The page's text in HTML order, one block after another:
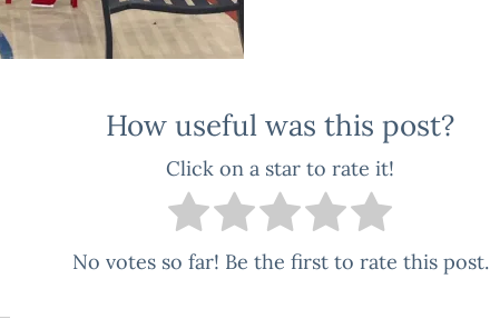
How useful was this post?
Click on a star to rate it!
No votes so far! Be the first to rate this post.